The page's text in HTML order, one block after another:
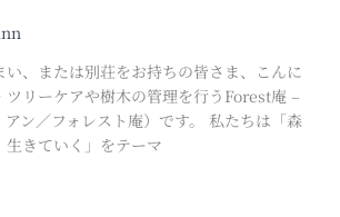
い、または別荘をお持ちの皆さま、こんに
ツリーケアや樹木の管理を行うForest庵 –
ン／フォレスト庵）です。 私たちは「森
きていく」をテーマ